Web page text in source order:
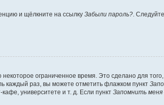
и щёлкните на ссылку Забыли пароль? .
ограниченное время. Это сделано для
каждый раз, вы можете отметить флажком пункт
университете и т. д. Если пункт Запомнить меня